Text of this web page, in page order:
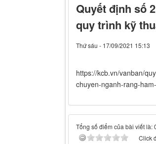
Quyết định số
quy trình kỹ
Thứ sáu - 17/09/2021 15:13
https://kcb.vn/vanban/
chuyen-nganh-rang-
Tổng số điểm của bài viết là:
Click